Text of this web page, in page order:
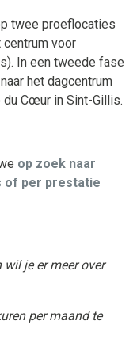
twee proeflocaties
centrum voor
In een tweede fase
het dagcentrum
Cœur in Sint-Gillis.
op zoek naar
of per prestatie
wil je er meer over
per maand te